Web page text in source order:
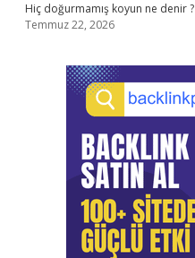
Hiç doğurmamış koyun ne denir ?
Temmuz 22, 2026